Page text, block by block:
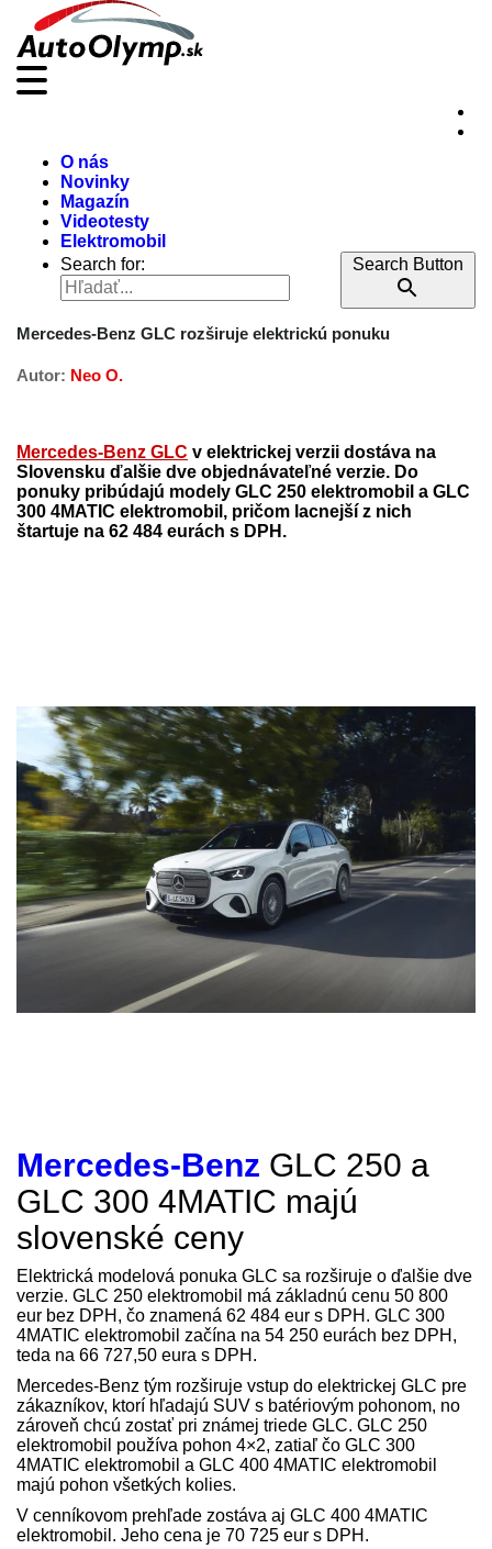
O nás
Novinky
Magazín
Videotesty
Elektromobil
Search for:
Search Button
Mercedes-Benz GLC rozširuje elektrickú ponuku
Autor: Neo O.
Mercedes-Benz GLC v elektrickej verzii dostáva na
Slovensku ďalšie dve objednávateľné verzie. Do
ponuky pribúdajú modely GLC 250 elektromobil a GLC
300 4MATIC elektromobil, pričom lacnejší z nich
štartuje na 62 484 eurách s DPH.
Mercedes-Benz GLC 250 a
GLC 300 4MATIC majú
slovenské ceny
Elektrická modelová ponuka GLC sa rozširuje o ďalšie dve
verzie. GLC 250 elektromobil má základnú cenu 50 800
eur bez DPH, čo znamená 62 484 eur s DPH. GLC 300
4MATIC elektromobil začína na 54 250 eurách bez DPH,
teda na 66 727,50 eura s DPH.
Mercedes-Benz tým rozširuje vstup do elektrickej GLC pre
zákazníkov, ktorí hľadajú SUV s batériovým pohonom, no
zároveň chcú zostať pri známej triede GLC. GLC 250
elektromobil používa pohon 4×2, zatiaľ čo GLC 300
4MATIC elektromobil a GLC 400 4MATIC elektromobil
majú pohon všetkých kolies.
V cenníkovom prehľade zostáva aj GLC 400 4MATIC
elektromobil. Jeho cena je 70 725 eur s DPH.